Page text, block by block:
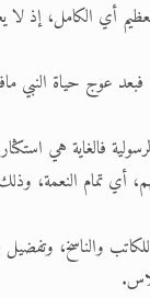
فالغاية هي
أي تمام النعمة،
والناسخ، وتفضيل